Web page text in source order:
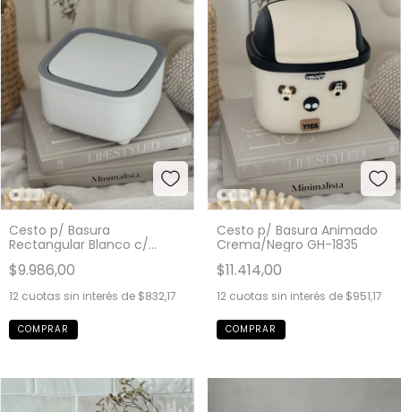
Cesto p/ Basura
Rectangular Blanco c/
$9.986,00
12 cuotas sin interés de $832,17
Cesto p/ Basura Animado
Crema/Negro GH-1835
$11.414,00
12 cuotas sin interés de $951,17